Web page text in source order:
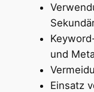
und
Einsatz